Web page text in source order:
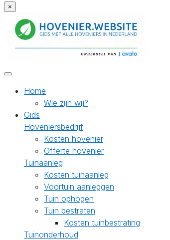
×
Home
Wie zijn wij?
Gids
Hoveniersbedrijf
Kosten hovenier
Offerte hovenier
Tuinaanleg
Kosten tuinaanleg
Voortuin aanleggen
Tuin ophogen
Tuin bestraten
Kosten tuinbestrating
Tuinonderhoud